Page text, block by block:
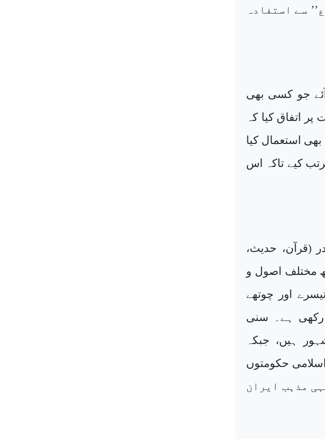
سے استفادہ
جو کسی بھی
اتفاق کیا کہ
استعمال کیا
کیے تاکہ اس
(قرآن، حدیث،
مختلف اصول و
اور چوتھے
رکھی ہے۔ سنی
ہیں، جبکہ
حکومتوں
خاص طور پر 1979 سے جو فقہی مذہب ایران